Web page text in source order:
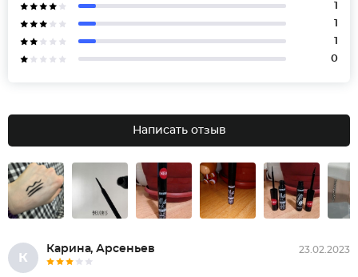
1
1
1
0
Написать отзыв
К
Карина, Арсеньев 23.02.2023